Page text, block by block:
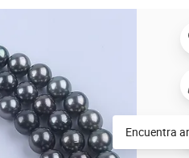
natural de perlas de agua
Encuentra